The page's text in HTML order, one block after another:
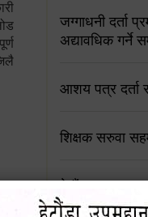
जग्गाधनी दर्ता
अद्यावधिक गर्ने
आशय पत्र दर्ता
शिक्षक सरुवा
हेटौंडा